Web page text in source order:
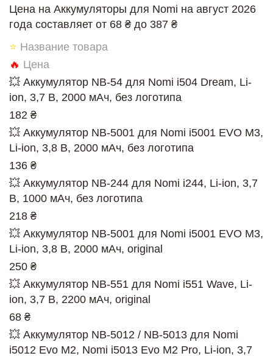
Цена на Аккумуляторы для Nomi на август 2026
года составляет от 68 ₴ до 387 ₴
⭐ Название товара
🔥 Цена
💥 Аккумулятор NB-54 для Nomi i504 Dream, Li-
ion, 3,7 В, 2000 мАч, без логотипа
182 ₴
💥 Аккумулятор NB-5001 для Nomi i5001 EVO M3,
Li-ion, 3,8 В, 2000 мАч, без логотипа
136 ₴
💥 Аккумулятор NB-244 для Nomi i244, Li-ion, 3,7
В, 1000 мАч, без логотипа
218 ₴
💥 Аккумулятор NB-5001 для Nomi i5001 EVO M3,
Li-ion, 3,8 В, 2000 мАч, original
250 ₴
💥 Аккумулятор NB-551 для Nomi i551 Wave, Li-
ion, 3,7 В, 2200 мАч, original
68 ₴
💥 Аккумулятор NB-5012 / NB-5013 для Nomi
i5012 Evo M2, Nomi i5013 Evo M2 Pro, Li-ion, 3,7